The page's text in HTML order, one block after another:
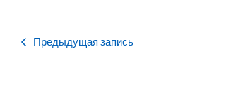
Предыдущая запись